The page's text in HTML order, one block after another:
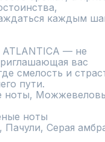
каждым
— не
вас
смелость и
пути.
ноты,
ноты
Серая